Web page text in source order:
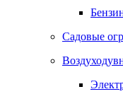
Садовые